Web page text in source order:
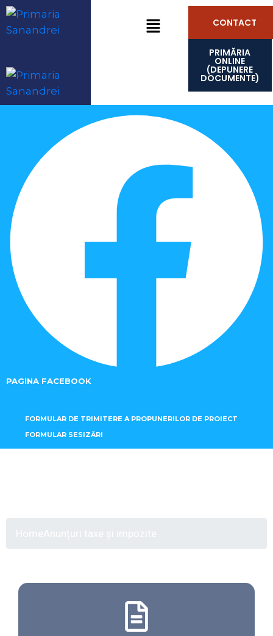
CONTACT
PRIMĂRIA
ONLINE
(DEPUNERE
DOCUMENTE)
PAGINA FACEBOOK
FORMULAR DE TRIMITERE A PROPUNERILOR DE PROIECT
FORMULAR SESIZĂRI